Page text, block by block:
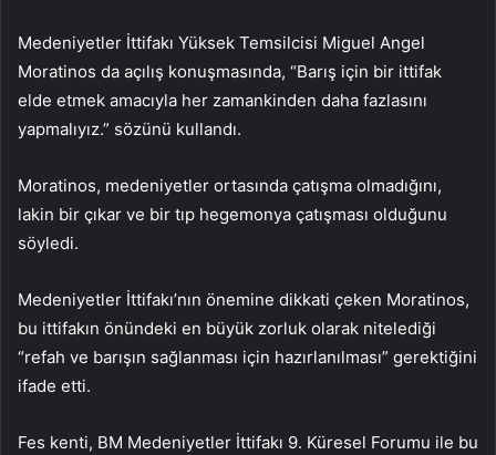
Medeniyetler İttifakı Yüksek Temsilcisi Miguel Angel
Moratinos da açılış konuşmasında, “Barış için bir ittifak
elde etmek amacıyla her zamankinden daha fazlasını
yapmalıyız.” sözünü kullandı.
Moratinos, medeniyetler ortasında çatışma olmadığını,
lakin bir çıkar ve bir tıp hegemonya çatışması olduğunu
söyledi.
Medeniyetler İttifakı’nın önemine dikkati çeken Moratinos,
bu ittifakın önündeki en büyük zorluk olarak nitelediği
“refah ve barışın sağlanması için hazırlanılması” gerektiğini
ifade etti.
Fes kenti, BM Medeniyetler İttifakı 9. Küresel Forumu ile bu